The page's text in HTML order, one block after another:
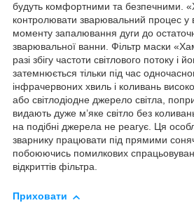
будуть комфортними та безпечними.
контролювати зварювальний процес у
моменту запалювання дуги до
зварювальної ванни. Фільтр маски
разі збігу частоти світлового потоку і
затемнюється тільки під час
інфрачервоних хвиль і коливань
або світлодіодне джерело світла,
видають дуже м’яке світло без
на подібні джерела не реагує. Ця
зварнику працювати під прямими
побоюючись помилкових
відкриттів фільтра.
Приховати